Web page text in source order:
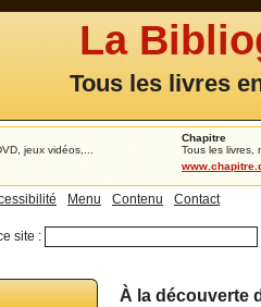
La
Tous les livres
jeux vidéos,...
Chapitre
Tous les livres,
Menu Contenu Contact
site :
À la découverte